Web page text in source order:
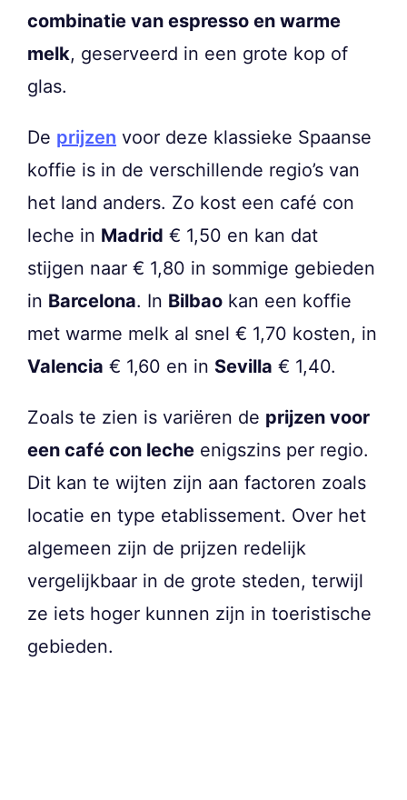
combinatie van espresso en warme
melk, geserveerd in een grote kop of
glas.
De prijzen voor deze klassieke Spaanse
koffie is in de verschillende regio’s van
het land anders. Zo kost een café con
leche in Madrid € 1,50 en kan dat
stijgen naar € 1,80 in sommige gebieden
in Barcelona. In Bilbao kan een koffie
met warme melk al snel € 1,70 kosten, in
Valencia € 1,60 en in Sevilla € 1,40.
Zoals te zien is variëren de prijzen voor
een café con leche enigszins per regio.
Dit kan te wijten zijn aan factoren zoals
locatie en type etablissement. Over het
algemeen zijn de prijzen redelijk
vergelijkbaar in de grote steden, terwijl
ze iets hoger kunnen zijn in toeristische
gebieden.